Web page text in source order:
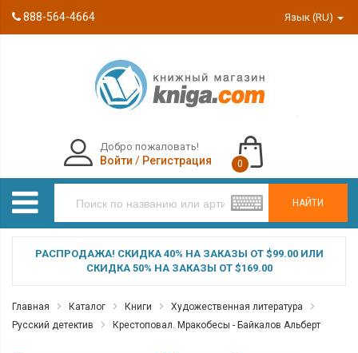
888-564-4664 Язык (RU)
НАЙТИ
Добро пожаловать!
Войти / Регистрация 0
РАСПРОДАЖА! СКИДКА 40% НА ЗАКАЗЫ ОТ $99.00 ИЛИ
СКИДКА 50% НА ЗАКАЗЫ ОТ $169.00
Главная Каталог Книги
Художественная литература
Русский детектив
Крестоповал. Мракобесы - Байкалов Альберт